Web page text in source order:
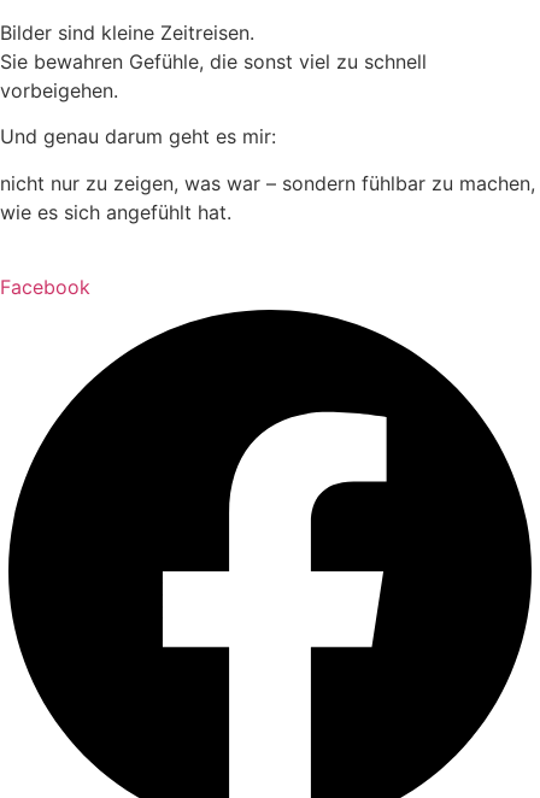
Bilder sind kleine Zeitreisen.
Sie bewahren Gefühle, die sonst viel zu schnell
vorbeigehen.
Und genau darum geht es mir:
nicht nur zu zeigen, was war – sondern fühlbar zu machen,
wie es sich angefühlt hat.
Facebook